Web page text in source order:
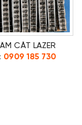
CẮT LAZER
0909 185 730